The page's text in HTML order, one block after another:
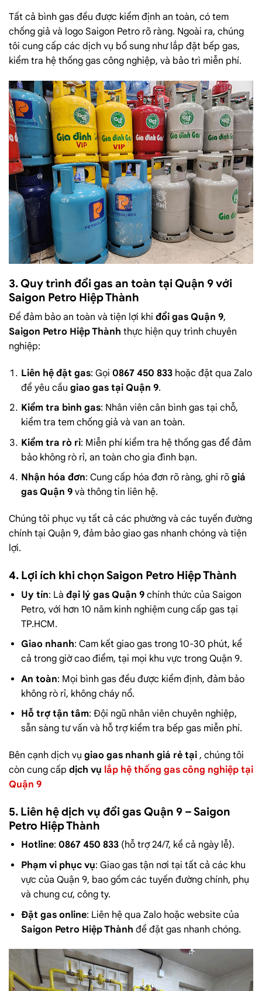
Tất cả bình gas đều được kiểm định an toàn, có tem
chống giả và logo Saigon Petro rõ ràng. Ngoài ra, chúng
tôi cung cấp các dịch vụ bổ sung như lắp đặt bếp gas,
kiểm tra hệ thống gas công nghiệp, và bảo trì miễn phí.
3. Quy trình đổi gas an toàn tại Quận 9 với
Saigon Petro Hiệp Thành
Để đảm bảo an toàn và tiện lợi khi đổi gas Quận 9,
Saigon Petro Hiệp Thành thực hiện quy trình chuyên
nghiệp:
Liên hệ đặt gas: Gọi 0867 450 833hoặc đặt qua Zalo
để yêu cầu giao gas tại Quận 9.
Kiểm tra bình gas: Nhân viên cân bình gas tại chỗ,
kiểm tra tem chống giả và van an toàn.
Kiểm tra rò rỉ: Miễn phí kiểm tra hệ thống gas để đảm
bảo không rò rỉ, an toàn cho gia đình bạn.
Nhận hóa đơn: Cung cấp hóa đơn rõ ràng, ghi rõ giá
gas Quận 9và thông tin liên hệ.
Chúng tôi phục vụ tất cả các phường và các tuyến đường
chính tại Quận 9, đảm bảo giao gas nhanh chóng và tiện
lợi.
4. Lợi ích khi chọn Saigon Petro Hiệp Thành
Uy tín: Là đại lý gas Quận 9chính thức của Saigon
Petro, với hơn 10 năm kinh nghiệm cung cấp gas tại
TP.HCM.
Giao nhanh: Cam kết giao gas trong 10-30 phút, kể
cả trong giờ cao điểm, tại mọi khu vực trong Quận 9.
An toàn: Mọi bình gas đều được kiểm định, đảm bảo
không rò rỉ, không cháy nổ.
Hỗ trợ tận tâm: Đội ngũ nhân viên chuyên nghiệp,
sẵn sàng tư vấn và hỗ trợ kiểm tra bếp gas miễn phí.
Bên cạnh dịch vụ giao gas nhanh giá rẻ tại , chúng tôi
còn cung cấp dịch vụ lắp hệ thống gas công nghiệp tại
Quận 9
5. Liên hệ dịch vụ đổi gas Quận 9 – Saigon
Petro Hiệp Thành
Hotline: 0867 450 833(hỗ trợ 24/7, kể cả ngày lễ).
Phạm vi phục vụ: Giao gas tận nơi tại tất cả các khu
vực của Quận 9, bao gồm các tuyến đường chính, phụ
và chung cư, công ty.
Đặt gas online: Liên hệ qua Zalo hoặc website của
Saigon Petro Hiệp Thành để đặt gas nhanh chóng.